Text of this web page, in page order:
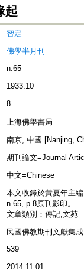
起
智定
佛學半月刊
n.65
1933.10
8
上海佛學書局
南京, 中國 [Nanjing,
期刊論文=Journal
中文=Chinese
本文收錄於黃夏年主
n.65, p.8原刊影印。
文章類別：傳記,文苑
民國佛教期刊文獻集
539
2014.11.01